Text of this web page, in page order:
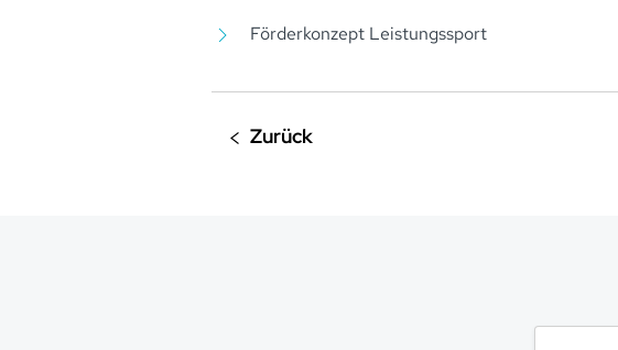
Förderkonzept Leistungssport